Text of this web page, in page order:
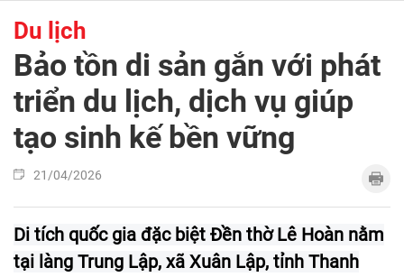
Du lịch
Bảo tồn di sản gắn với phát
triển du lịch, dịch vụ giúp
tạo sinh kế bền vững
21/04/2026
Di tích quốc gia đặc biệt Đền thờ Lê Hoàn nằm
tại làng Trung Lập, xã Xuân Lập, tỉnh Thanh